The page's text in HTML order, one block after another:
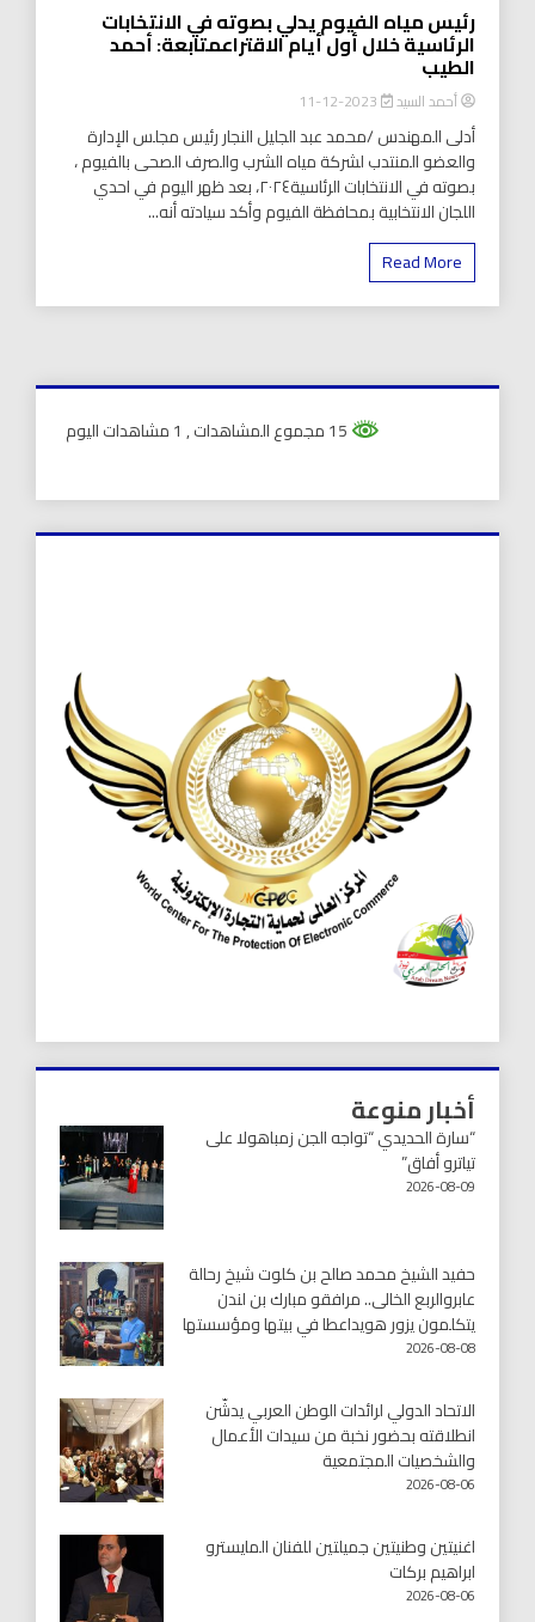
رئيس مياه الفيوم يدلي بصوته في الانتخابات
الرئاسية خلال أول أيام الاقتراعمتابعة: أحمد
الطيب
أحمد السيد
أدلى المهندس /محمد عبد الجليل النجار رئيس مجلس الإدارة
والعضو المنتدب لشركة مياه الشرب والصرف الصحى بالفيوم ،
بصوته في الانتخابات الرئاسية٢٠٢٤، بعد ظهر اليوم في احدي
اللجان الانتخابية بمحافظة الفيوم وأكد سيادته أنه...
Read More
, 1 مشاهدات اليوم
أخبار منوعة
“سارة الحديدي “تواجه الجن زمباهولا على
تياترو أفاق”
2026-08-09
حفيد الشيخ محمد صالح بن كلوت شيخ رحالة
عابروالربع الخالى.. مرافقو مبارك بن لندن
يتكلمون يزور هويداعطا في بيتها ومؤسستها
2026-08-08
الاتحاد الدولي لرائدات الوطن العربي يدشّن
انطلاقته بحضور نخبة من سيدات الأعمال
والشخصيات المجتمعية
2026-08-06
اغنيتين وطنيتين جميلتين للفنان المايسترو
ابراهيم بركات
2026-08-06